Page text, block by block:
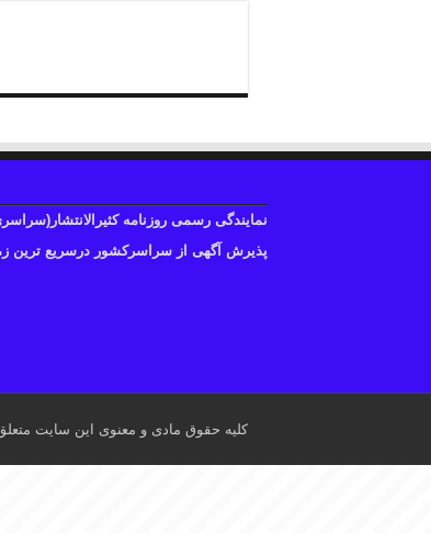
نمایندگی رسمی روزنامه
پذیرش آگهی از سراسرکشور درسریع ترین
کلیه حقوق مادی و معنوی این سایت